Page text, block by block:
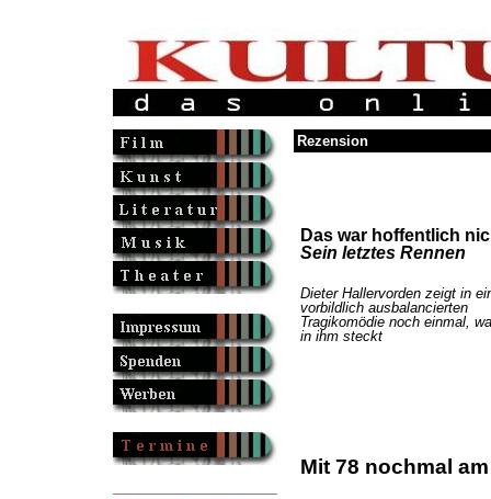
Rezension
Das war hoffentlich
Sein letztes Rennen
Dieter Hallervorden zeigt in
vorbildlich ausbalancierten
Tragikomödie noch einmal,
in ihm steckt
Mit 78 nochmal